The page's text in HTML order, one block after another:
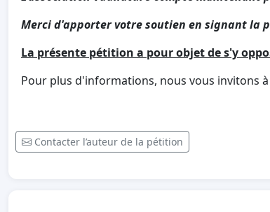
Merci d'apporter votre soutien en signant la
La présente pétition a pour objet de s'y
Pour plus d'informations, nous vous invitons
Contacter l’auteur de la pétition